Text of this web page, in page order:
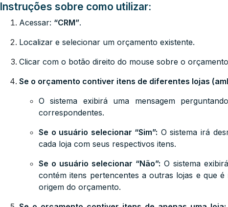
Instruções sobre como utilizar:
Acessar: “CRM”.
Localizar e selecionar um orçamento existente.
Clicar com o botão direito do mouse sobre o
Se o orçamento contiver itens de diferentes lojas
O sistema exibirá uma mensagem
correspondentes.
Se o usuário selecionar “Sim”: O sistema irá
cada loja com seus respectivos itens.
Se o usuário selecionar “Não”: O sistema
contém itens pertencentes a outras lojas e que
origem do orçamento.